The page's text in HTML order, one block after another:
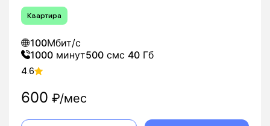
Квартира
100Мбит/с
1000 минут500 смс 40 Гб
4.6
600 ₽/мес